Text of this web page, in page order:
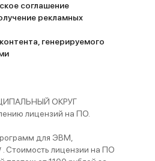
соглашение
рекламных
генерируемого
ОКРУГ
лицензий на ПО.
для ЭВМ,
. Стоимость лицензии на ПО